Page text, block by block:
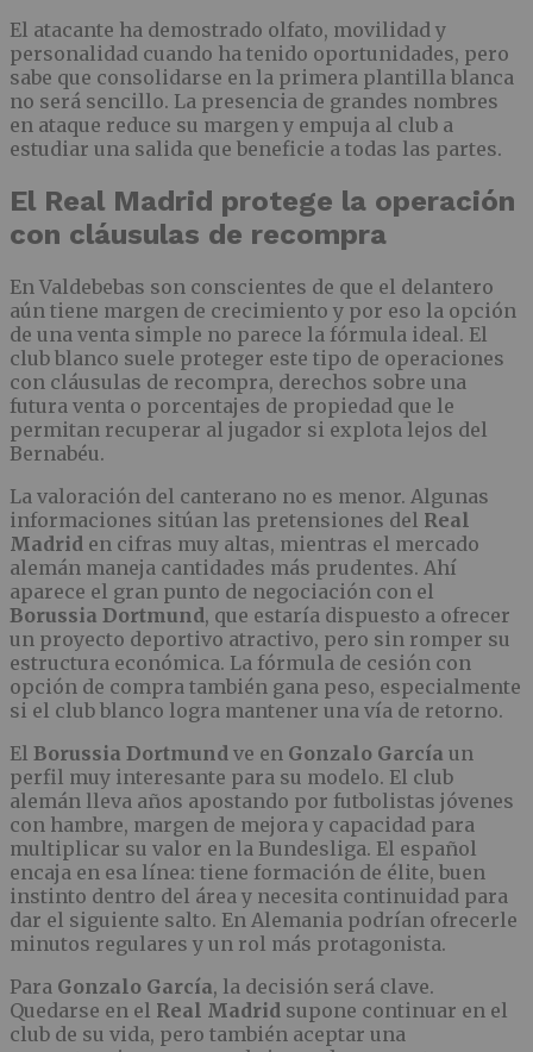
El atacante ha demostrado olfato, movilidad y
personalidad cuando ha tenido oportunidades, pero
sabe que consolidarse en la primera plantilla blanca
no será sencillo. La presencia de grandes nombres
en ataque reduce su margen y empuja al club a
estudiar una salida que beneficie a todas las partes.
El Real Madrid protege la operación
con cláusulas de recompra
En Valdebebas son conscientes de que el delantero
aún tiene margen de crecimiento y por eso la opción
de una venta simple no parece la fórmula ideal. El
club blanco suele proteger este tipo de operaciones
con cláusulas de recompra, derechos sobre una
futura venta o porcentajes de propiedad que le
permitan recuperar al jugador si explota lejos del
Bernabéu.
La valoración del canterano no es menor. Algunas
informaciones sitúan las pretensiones del Real
Madrid en cifras muy altas, mientras el mercado
alemán maneja cantidades más prudentes. Ahí
aparece el gran punto de negociación con el
Borussia Dortmund, que estaría dispuesto a ofrecer
un proyecto deportivo atractivo, pero sin romper su
estructura económica. La fórmula de cesión con
opción de compra también gana peso, especialmente
si el club blanco logra mantener una vía de retorno.
El Borussia Dortmund ve en Gonzalo García un
perfil muy interesante para su modelo. El club
alemán lleva años apostando por futbolistas jóvenes
con hambre, margen de mejora y capacidad para
multiplicar su valor en la Bundesliga. El español
encaja en esa línea: tiene formación de élite, buen
instinto dentro del área y necesita continuidad para
dar el siguiente salto. En Alemania podrían ofrecerle
minutos regulares y un rol más protagonista.
Para Gonzalo García, la decisión será clave.
Quedarse en el Real Madrid supone continuar en el
club de su vida, pero también aceptar una